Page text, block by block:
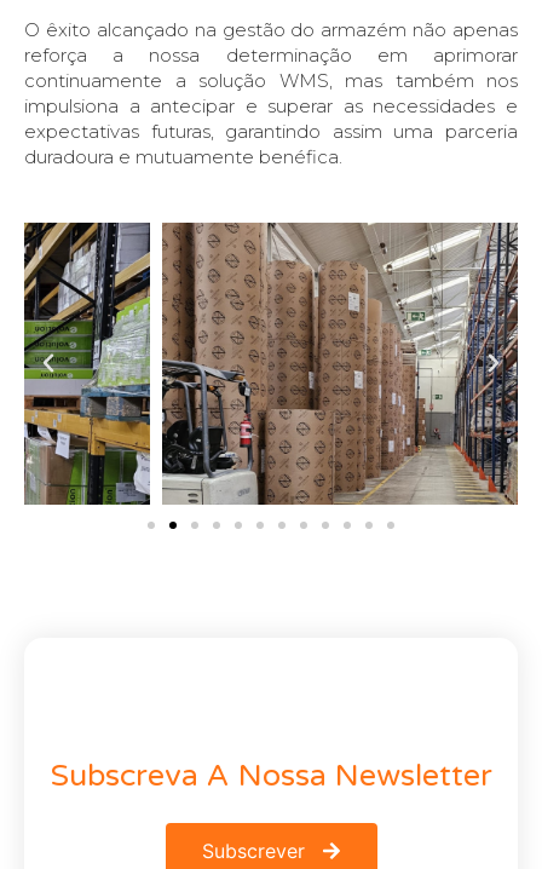
O êxito alcançado na gestão do armazém não apenas
reforça a nossa determinação em aprimorar
continuamente a solução WMS, mas também nos
impulsiona a antecipar e superar as necessidades e
expectativas futuras, garantindo assim uma parceria
duradoura e mutuamente benéfica.
Subscreva A Nossa Newsletter
Subscrever